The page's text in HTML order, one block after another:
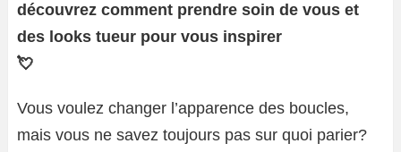
découvrez comment prendre soin de vous et
des looks tueur pour vous inspirer
💘
Vous voulez changer l’apparence des boucles,
mais vous ne savez toujours pas sur quoi parier?